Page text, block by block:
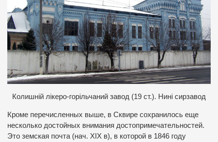
Колишній лікеро-горільчаний завод (19 ст.). Нині сирзавод
Кроме перечисленных выше, в Сквире сохранилось еще
несколько достойных внимания достопримечательностей.
Это земская почта (нач. XIX в), в которой в 1846 году